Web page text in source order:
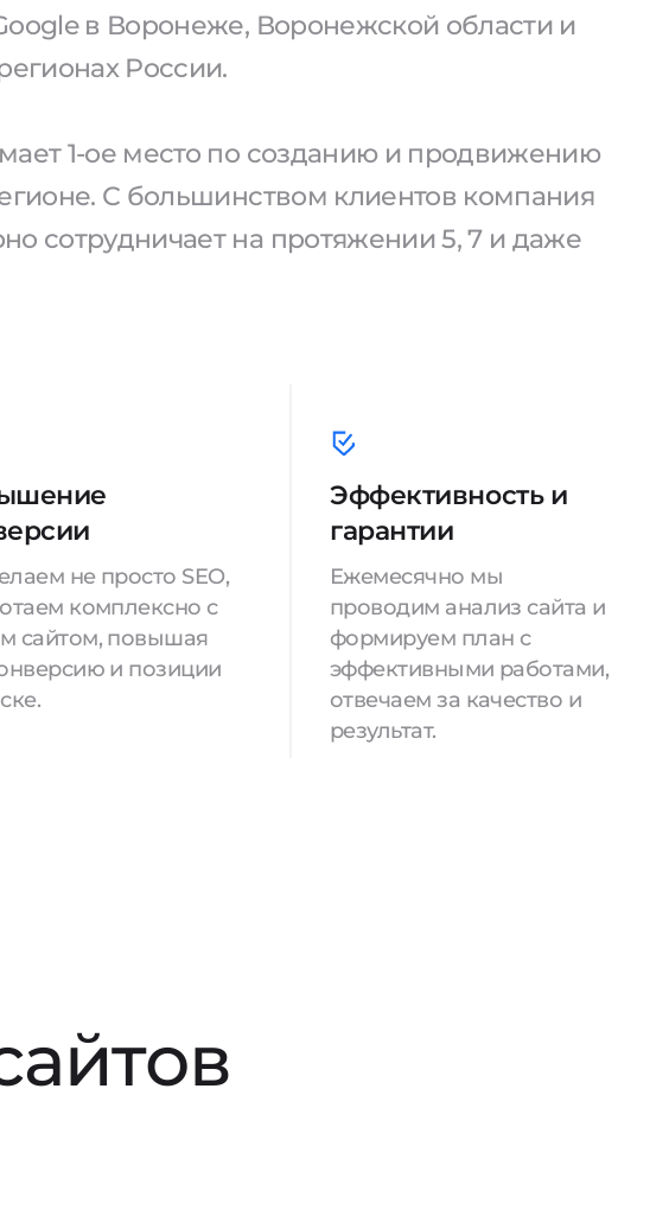
в Воронеже, Воронежской области и
России.
1-ое место по созданию и продвижению
С большинством клиентов компания
сотрудничает на протяжении 5, 7 и даже
не просто SEO,
комплексно с
сайтом, повышая
и позиции
Эффективность и
гарантии
Ежемесячно мы
проводим анализ сайта и
формируем план с
эффективными работами,
отвечаем за качество и
результат.